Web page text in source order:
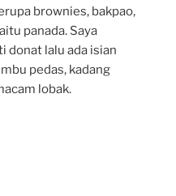
brownies, bakpao,
panada. Saya
donat lalu ada isian
pedas, kadang
lobak.